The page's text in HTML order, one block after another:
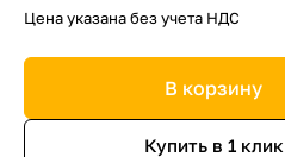
Цена указана без учета НДС
В корзину
Купить в 1 клик